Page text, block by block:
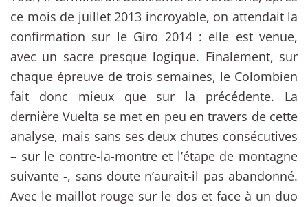
ce mois de juillet 2013 incroyable, on attendait la
confirmation sur le Giro 2014 : elle est venue,
avec un sacre presque logique. Finalement, sur
chaque épreuve de trois semaines, le Colombien
fait donc mieux que sur la précédente. La
dernière Vuelta se met en peu en travers de cette
analyse, mais sans ses deux chutes consécutives
– sur le contre-la-montre et l’étape de montagne
suivante -, sans doute n’aurait-il pas abandonné.
Avec le maillot rouge sur le dos et face à un duo